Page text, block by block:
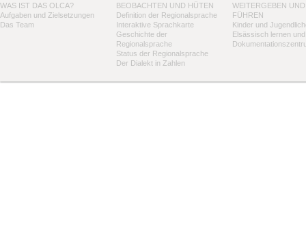
WAS IST DAS OLCA?
Aufgaben und Zielsetzungen
Das Team
BEOBACHTEN UND HÜTEN
Definition der Regionalsprache
Interaktive Sprachkarte
Geschichte der
Regionalsprache
Status der Regionalsprache
Der Dialekt in Zahlen
WEITERGEBEN UND
FÜHREN
Kinder und
Elsässisch lernen